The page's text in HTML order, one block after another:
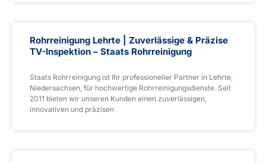
Rohrreinigung Lehrte | Zuverlässige & Präzise
TV-Inspektion – Staats Rohrreinigung
Staats Rohrreinigung ist Ihr professioneller Partner in Lehrte,
Niedersachsen, für hochwertige Rohrreinigungsdienste. Seit
2011 bieten wir unseren Kunden einen zuverlässigen,
innovativen und präzisen